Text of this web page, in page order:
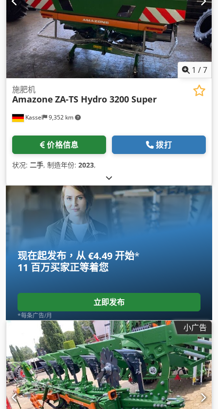
1 /7
Kassel 9,352 km
施肥机
Amazone ZA-TS Hydro 3200 Super
价格信息 拨打
状况: 二手, 制造年份: 2023,
现在起发布，从 €4.49 开始*
11 百万买家正等着您
立即发布
*每条广告/月
小广告